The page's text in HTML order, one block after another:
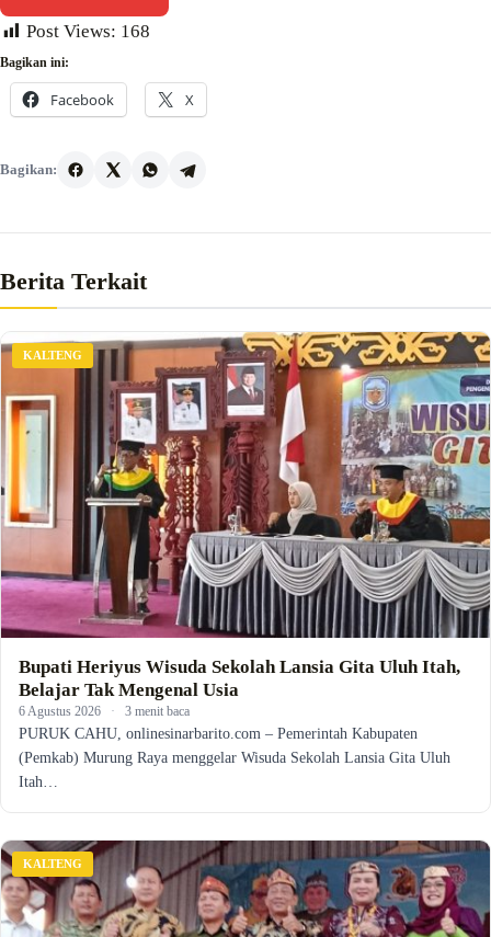
Post Views: 168
Bagikan ini:
Facebook X
Bagikan:
Berita Terkait
KALTENG
Bupati Heriyus Wisuda Sekolah Lansia Gita Uluh Itah,
Belajar Tak Mengenal Usia
6 Agustus 2026 · 3 menit baca
PURUK CAHU, onlinesinarbarito.com – Pemerintah Kabupaten
(Pemkab) Murung Raya menggelar Wisuda Sekolah Lansia Gita Uluh
Itah…
KALTENG